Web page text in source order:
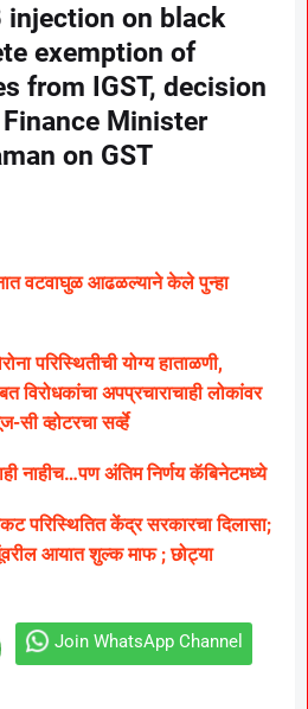
injection on black
exemption of
from IGST, decision
Minister
on GST
वटवाघुळ आढळल्याने केले पुन्हा
परिस्थितीची योग्य हाताळणी,
विरोधकांचा अपप्रचाराचाही लोकांवर
सी व्होटरचा सर्व्हे
नाहीच…पण अंतिम निर्णय कॅबिनेटमध्ये
परिस्थितित केंद्र सरकारचा दिलासा;
आयात शुल्क माफ ; छोट्या
Join WhatsApp Channel